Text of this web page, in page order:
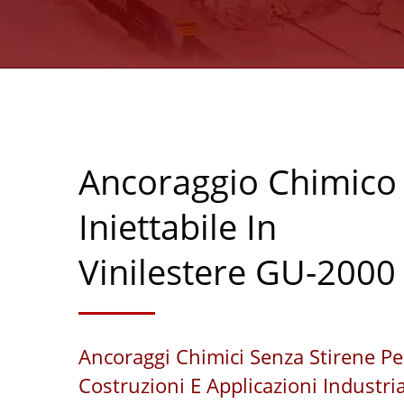
Ancoraggio Chimico
Iniettabile In
Vinilestere GU-2000
Ancoraggi Chimici Senza Stirene
Costruzioni E Applicazioni